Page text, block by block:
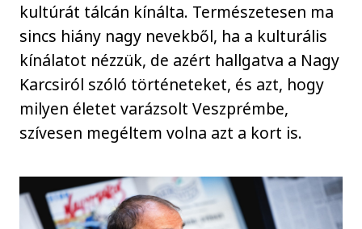
kultúrát tálcán kínálta. Természetesen ma
sincs hiány nagy nevekből, ha a kulturális
kínálatot nézzük, de azért hallgatva a Nagy
Karcsiról szóló történeteket, és azt, hogy
milyen életet varázsolt Veszprémbe,
szívesen megéltem volna azt a kort is.